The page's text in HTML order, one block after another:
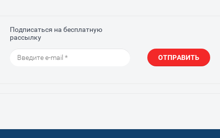
Подписаться на бесплатную
рассылку
ОТПРАВИТЬ